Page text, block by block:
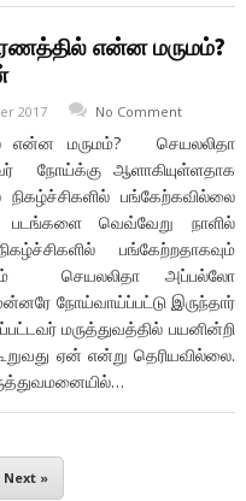
என்ன மருமம்?
2017 No Comment
என்ன மருமம்? செயலலிதா
நோய்க்கு ஆளாகியுள்ளதாக
பங்கேற்கவில்லை
வெவ்வேறு நாளில்
பங்கேற்றதாகவும்
செயலலிதா அப்பல்லோ
நோய்வாய்ப்பட்டு இருந்தார்
மருத்துவத்தில் பயனின்றி
ஏன் என்று தெரியவில்லை.
Next »